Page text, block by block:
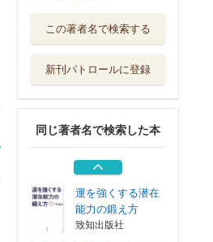
この著者名で検索する
新刊パトロールに登録
同じ著者名で検索した本
頭はよくなる！
合格脳のつくり方
名リーダーは「脳
」で勝つ
第三文明社
運を強くする潜在
能力の鍛え方
致知出版社